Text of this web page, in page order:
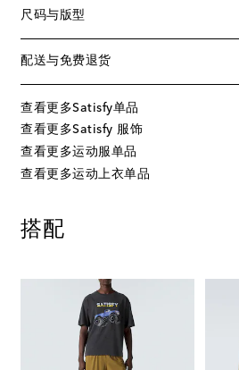
尺码与版型
配送与免费退货
查看更多Satisfy单品
查看更多Satisfy 服饰
查看更多运动服单品
查看更多运动上衣单品
搭配